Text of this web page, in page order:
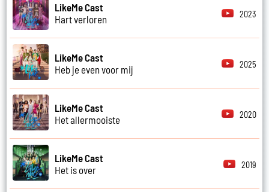
LikeMe Cast
Hart verloren
2023
LikeMe Cast
Heb je even voor mij
2025
LikeMe Cast
Het allermooiste
2020
LikeMe Cast
Het is over
2019